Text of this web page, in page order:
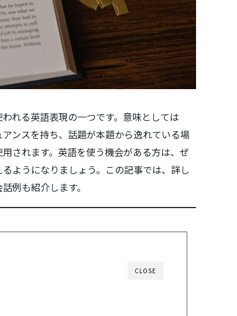
れる英語表現の一つです。意味としては
ンスを持ち、話題が本題から逸れている場
されます。英語を使う機会がある方は、ぜ
ようになりましょう。この記事では、詳し
例も紹介します。
CLOSE